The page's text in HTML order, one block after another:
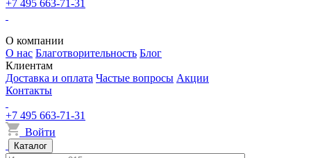
+7 495 663-71-31
О компании
О нас Благотворительность Блог
Клиентам
Доставка и оплата Частые вопросы Акции
Контакты
+7 495 663-71-31
Войти
Каталог